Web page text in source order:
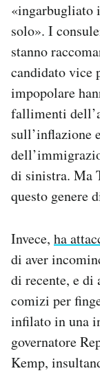
«ingarbugliato
solo». I
stanno
candidato vice
impopolare
fallimenti
sull’inflazione
di sinistra. Ma
questo genere
Invece, ha
di aver
di recente, e di
comizi per
infilato in una
governatore
Kemp,